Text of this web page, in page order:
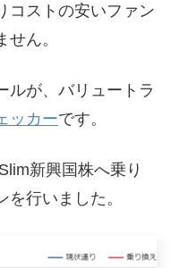
コストの安いファン
ん。
ルが、バリュートラ
ッカーです。
新興国株へ乗り
行いました。